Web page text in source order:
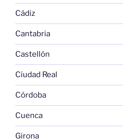
Cádiz
Cantabria
Castellón
Ciudad Real
Córdoba
Cuenca
Girona